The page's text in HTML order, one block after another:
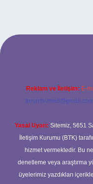
giriş
Reklam ve İletişim: E-
forumhizmeti@gmail.com
Yasal Uyarı: Sitemiz, 5651
İletişim Kurumu (BTK)
hizmet vermektedir. Bu
denetleme veya araştırma
üyelerimiz yazdıkları